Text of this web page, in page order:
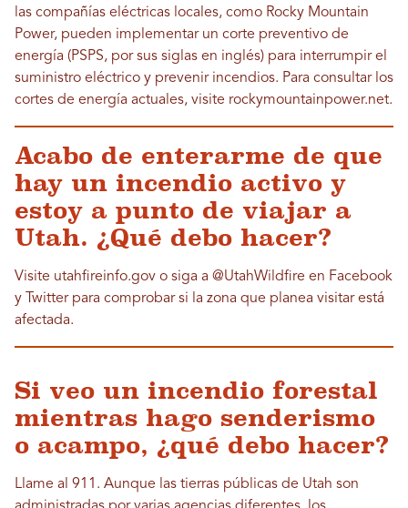
las compañías eléctricas locales, como Rocky Mountain
Power, pueden implementar un corte preventivo de
energía (PSPS, por sus siglas en inglés) para interrumpir el
suministro eléctrico y prevenir incendios. Para consultar los
cortes de energía actuales, visite rockymountainpower.net.
Acabo de enterarme de que
hay un incendio activo y
estoy a punto de viajar a
Utah. ¿Qué debo hacer?
Visite utahfireinfo.gov o siga a @UtahWildfire en Facebook
y Twitter para comprobar si la zona que planea visitar está
afectada.
Si veo un incendio forestal
mientras hago senderismo
o acampo, ¿qué debo hacer?
Llame al 911. Aunque las tierras públicas de Utah son